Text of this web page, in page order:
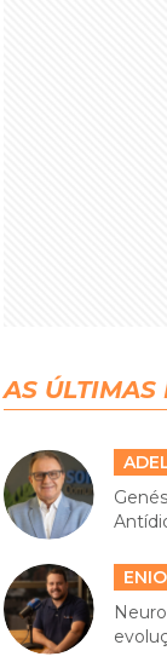
AS ÚLTIMAS